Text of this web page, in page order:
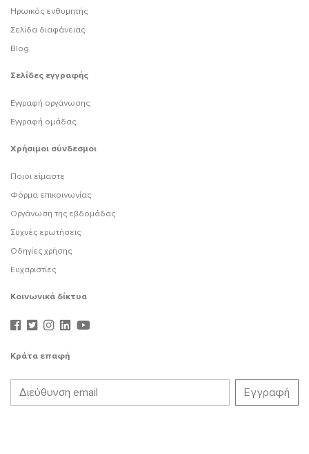
Ηρωικός ενθυμητής
Σελίδα διαφάνειας
Blog
Σελίδες εγγραφής
Εγγραφή οργάνωσης
Εγγραφή ομάδας
Χρήσιμοι σύνδεσμοι
Ποιοι είμαστε
Φόρμα επικοινωνίας
Οργάνωση της εβδομάδας
Συχνές ερωτήσεις
Οδηγίες χρήσης
Ευχαριστίες
Κοινωνικά δίκτυα
Κράτα επαφή